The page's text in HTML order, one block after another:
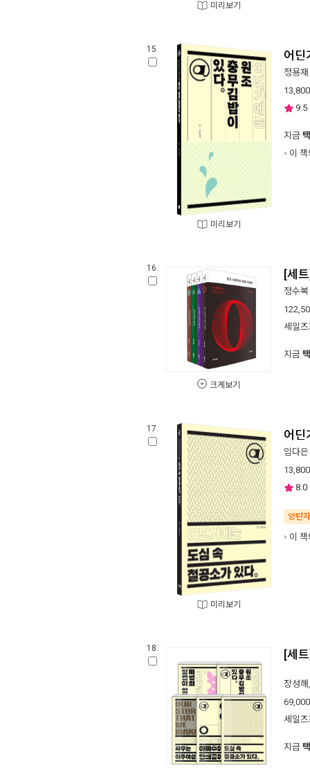
미리보기
15.
미리보기
어딘
정용재
13,800
9.5
지금
이
16.
크게보기
[세
정수복
세일
지금
17.
미리보기
어딘
임다은
13,800
8.0
양탄
이
18. [세
장성해
69,000
세일
지금